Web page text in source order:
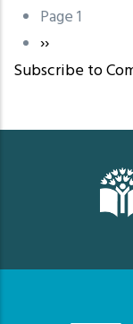
Pagination
Page 1
Next
page
››
Subscribe to